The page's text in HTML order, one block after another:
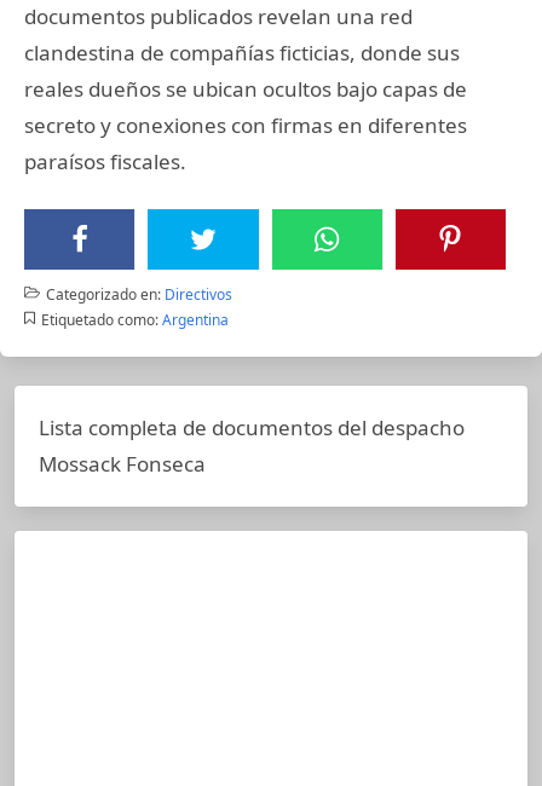
documentos publicados revelan una red
clandestina de compañías ficticias, donde sus
reales dueños se ubican ocultos bajo capas de
secreto y conexiones con firmas en diferentes
paraísos fiscales.
Categorizado en: Directivos
Etiquetado como: Argentina
Lista completa de documentos del despacho
Mossack Fonseca